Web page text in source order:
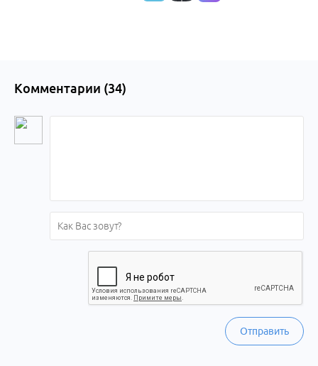
Комментарии (34)
Отправить